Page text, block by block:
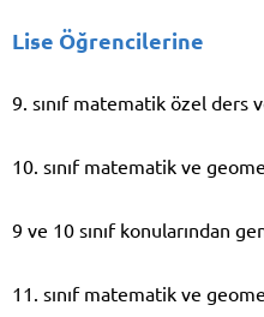
Lise Öğrencilerine
9. sınıf matematik özel ders
10. sınıf matematik ve
9 ve 10 sınıf konularından
11. sınıf matematik ve